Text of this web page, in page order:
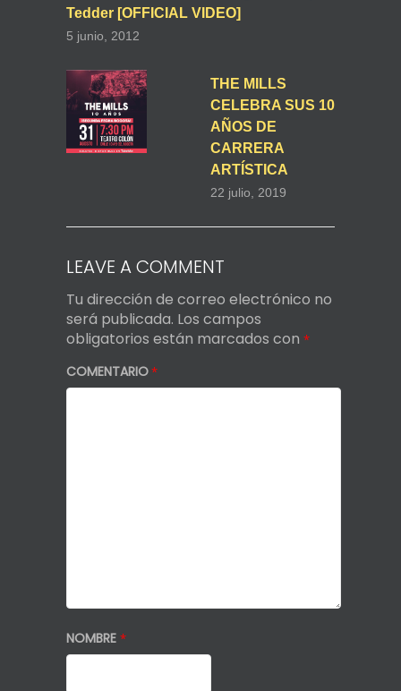
Tedder [OFFICIAL VIDEO]
5 junio, 2012
THE MILLS
CELEBRA SUS 10
AÑOS DE
CARRERA
ARTÍSTICA
22 julio, 2019
LEAVE A COMMENT
Tu dirección de correo electrónico no
será publicada. Los campos
obligatorios están marcados con *
COMENTARIO*
NOMBRE *